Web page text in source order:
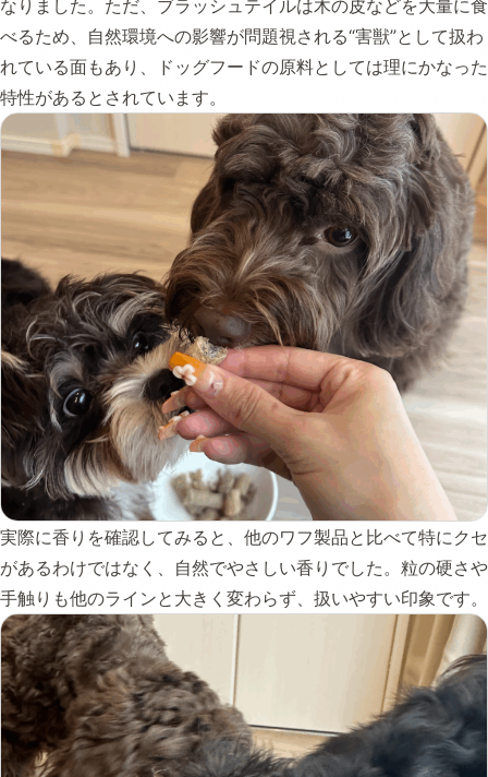
なりました。ただ、ブラッシュテイルは木の皮などを大量に食
べるため、自然環境への影響が問題視される“害獣”として扱わ
れている面もあり、ドッグフードの原料としては理にかなった
特性があるとされています。
実際に香りを確認してみると、他のワフ製品と比べて特にクセ
があるわけではなく、自然でやさしい香りでした。粒の硬さや
手触りも他のラインと大きく変わらず、扱いやすい印象です。